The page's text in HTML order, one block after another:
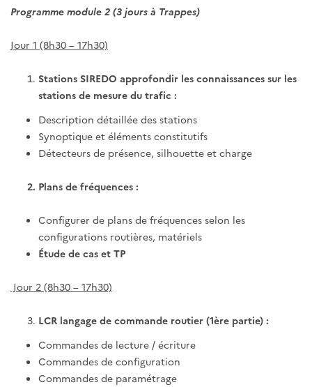
Programme module 2 (3 jours à Trappes)
Jour 1 (8h30 – 17h30)
Stations SIREDO approfondir les connaissances sur les
stations de mesure du trafic :
Description détaillée des stations
Synoptique et éléments constitutifs
Détecteurs de présence, silhouette et charge
2. Plans de fréquences :
Configurer de plans de fréquences selon les
configurations routières, matériels
Étude de cas et TP
Jour 2 (8h30 – 17h30)
LCR langage de commande routier (1ère partie) :
Commandes de lecture / écriture
Commandes de configuration
Commandes de paramétrage